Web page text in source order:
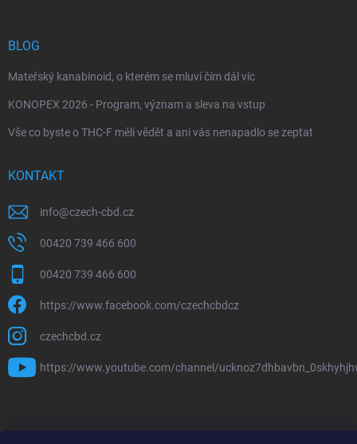
BLOG
Mateřský kanabinoid, o kterém se mluví čím dál víc
KONOPEX 2026 - Program, význam a sleva na vstup
Vše co byste o THC-F měli vědět a ani vás nenapadlo se zeptat
KONTAKT
info@czech-cbd.cz
00420 739 466 600
00420 739 466 600
https://www.facebook.com/czechcbdcz
czechcbd.cz
https://www.youtube.com/channel/